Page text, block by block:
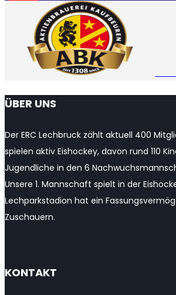
YouTube
Channel
ÜBER UNS
Der ERC Lechbruck zählt aktuell 400
spielen aktiv Eishockey, davon rund 110
Jugendliche in den 6
Unsere 1. Mannschaft spielt in der
Lechparkstadion hat ein
Zuschauern.
KONTAKT